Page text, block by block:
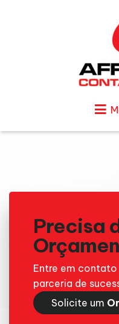
Precisa
Entre em
parceria de
Solicite um